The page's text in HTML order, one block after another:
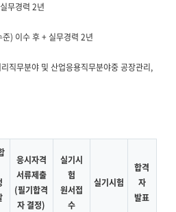
무경력 2년
) 이수 후 + 실무경력 2년
직무분야 및 산업응용직무분야중 공장관리,
응시자격
서류제출
(필기합격
자 결정)
실기시
험
원서접
수
실기시험
합격
자
발표